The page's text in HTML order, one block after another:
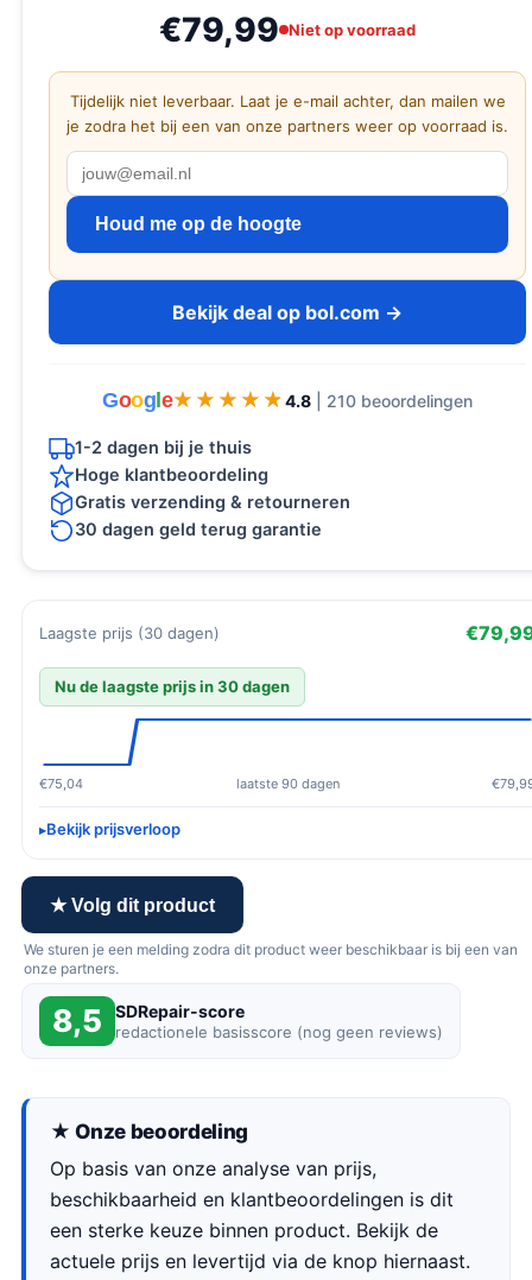
€79,99 Niet op voorraad
Tijdelijk niet leverbaar. Laat je e-mail achter, dan mailen we
je zodra het bij een van onze partners weer op voorraad is.
Houd me op de hoogte
Bekijk deal op bol.com →
Goog e★★★★★
★★★★★ 4.8 | 210 beoordelingen
1-2 dagen bij je thuis
Hoge klantbeoordeling
Gratis verzending & retourneren
30 dagen geld terug garantie
Laagste prijs (30 dagen)
Nu de laagste prijs in 30 dagen
€75,04 laatste 90 dagen
Bekijk prijsverloop
★ Volg dit product
We sturen je een melding zodra dit product weer beschikbaar is bij een van
onze partners.
8,5 SDRepair-score
redactionele basisscore (nog geen reviews)
★ Onze beoordeling
Op basis van onze analyse van prijs,
beschikbaarheid en klantbeoordelingen is dit
een sterke keuze binnen product. Bekijk de
actuele prijs en levertijd via de knop hiernaast.